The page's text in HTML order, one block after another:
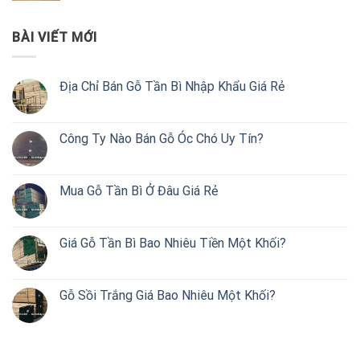
BÀI VIẾT MỚI
Địa Chỉ Bán Gỗ Tần Bì Nhập Khẩu Giá Rẻ
Công Ty Nào Bán Gỗ Óc Chó Uy Tín?
Mua Gỗ Tần Bì Ở Đâu Giá Rẻ
Giá Gỗ Tần Bì Bao Nhiêu Tiền Một Khối?
Gỗ Sồi Trắng Giá Bao Nhiêu Một Khối?